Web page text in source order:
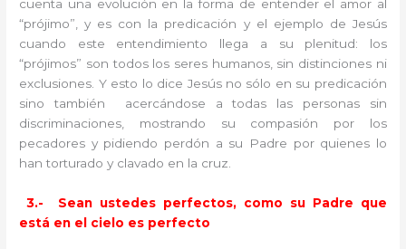
cuenta una evolución en la forma de entender el amor al
“prójimo”, y es con la predicación y el ejemplo de Jesús
cuando este entendimiento llega a su plenitud: los
“prójimos” son todos los seres humanos, sin distinciones ni
exclusiones. Y esto lo dice Jesús no sólo en su predicación
sino también acercándose a todas las personas sin
discriminaciones, mostrando su compasión por los
pecadores y pidiendo perdón a su Padre por quienes lo
han torturado y clavado en la cruz.
3.- Sean ustedes perfectos, como su Padre que
está en el cielo es perfecto